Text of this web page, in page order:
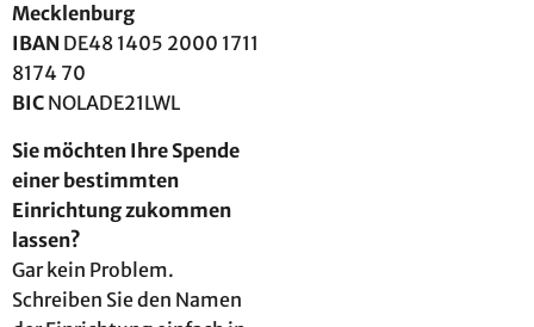
Mecklenburg
IBAN DE48 1405 2000 1711
8174 70
BIC NOLADE21LWL
Sie möchten Ihre Spende
einer bestimmten
Einrichtung zukommen
lassen?
Gar kein Problem.
Schreiben Sie den Namen